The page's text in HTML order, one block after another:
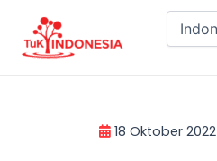
konten
18 Oktober 2022